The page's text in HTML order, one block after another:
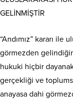
GELİNMİŞTİR
“Andımız” kararı ile
görmezden
hukuki hiçbir
gerçekliği ve
anayasa dahi